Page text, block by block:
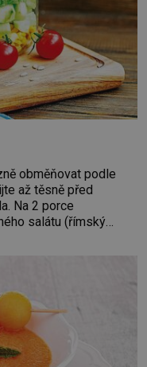
obměňovat podle
až těsně před
Na 2 porce
salátu (římský
oleje ✿ 1 lžíci citronové